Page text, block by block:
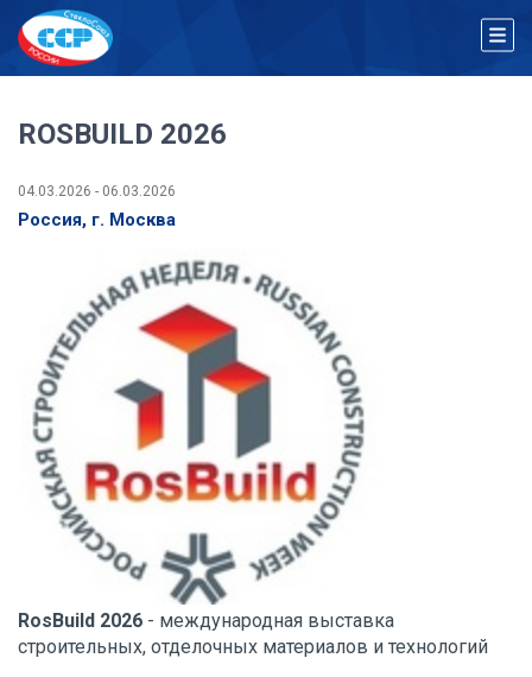
ROSBUILD 2026
04.03.2026 - 06.03.2026
Россия, г. Москва
RosBuild 2026 - международная выставка
строительных, отделочных материалов и технологий